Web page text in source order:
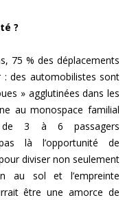
?
75 % des déplacements
: des automobilistes sont
» agglutinées dans les
au monospace familial
de 3 à 6 passagers
là l’opportunité de
diviser non seulement
au sol et l’empreinte
être une amorce de